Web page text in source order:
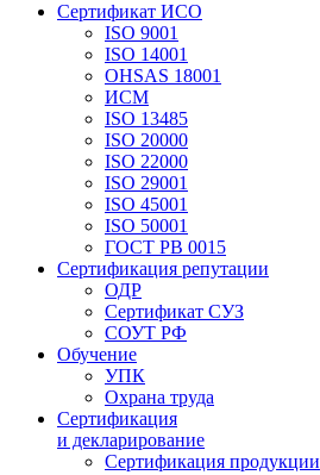
Сертификат ИСО
ISO 9001
ISO 14001
OHSAS 18001
ИСМ
ISO 13485
ISO 20000
ISO 22000
ISO 29001
ISO 45001
ISO 50001
ГОСТ РВ 0015
Сертификация репутации
ОДР
Сертификат СУЗ
СОУТ РФ
Обучение
УПК
Охрана труда
Сертификация
и декларирование
Сертификация продукции